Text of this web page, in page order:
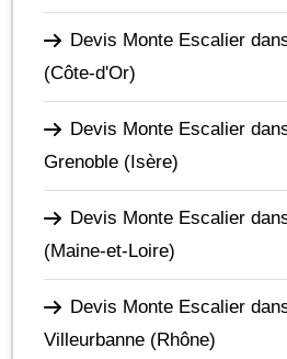
Devis Monte Escalier
(Côte-d'Or)
Devis Monte Escalier
Grenoble (Isère)
Devis Monte Escalier
(Maine-et-Loire)
Devis Monte Escalier
Villeurbanne (Rhône)